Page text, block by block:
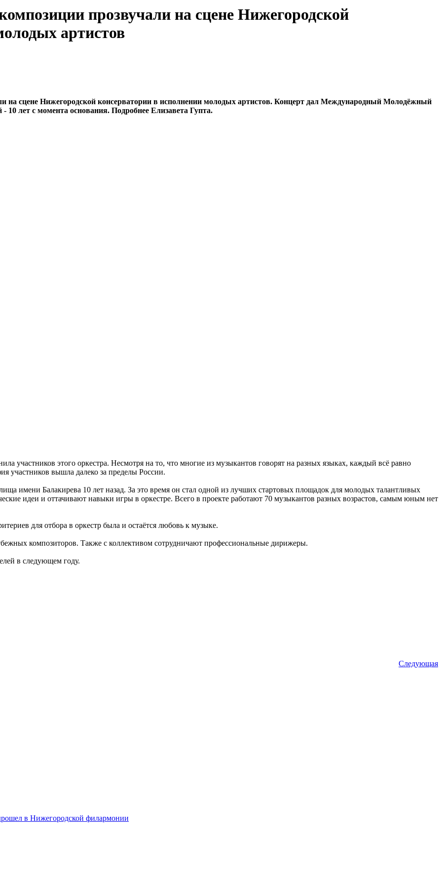
прозвучали на сцене Нижегородской
артистов
на сцене Нижегородской консерватории в исполнении молодых артистов. Концерт дал Международный Молодёжный
лет с момента основания. Подробнее Елизавета Гупта.
участников этого оркестра. Несмотря на то, что многие из музыкантов говорят на разных языках, каждый всё равно
участников вышла далеко за пределы России.
имени Балакирева 10 лет назад. За это время он стал одной из лучших стартовых площадок для молодых талантливых
идеи и оттачивают навыки игры в оркестре. Всего в проекте работают 70 музыкантов разных возрастов, самым юным нет
для отбора в оркестр была и остаётся любовь к музыке.
композиторов. Также с коллективом сотрудничают профессиональные дирижеры.
в следующем году.
Следующая
в Нижегородской филармонии